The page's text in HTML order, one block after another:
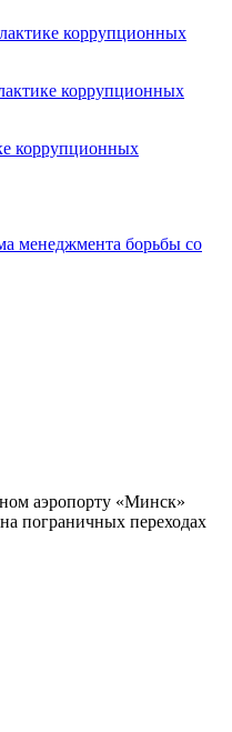
коррупционных
коррупционных
коррупционных
менеджмента борьбы со
аэропорту «Минск»
пограничных переходах